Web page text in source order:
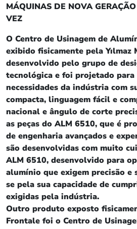
MÁQUINAS DE NOVA
VEZ
O Centro de Usinagem de
exibido fisicamente pela Yılmaz
desenvolvido pelo grupo de
tecnológica e foi projetado para
necessidades da indústria com
compacta, linguagem fácil e
nacional e ângulo de corte
as peças do ALM 6510, que é
de engenharia avançados e
são desenvolvidas com muito
ALM 6510, desenvolvido para
alumínio que exigem precisão e
se pela sua capacidade de
exigidas pela indústria.
Outro produto exposto
Frontale foi o Centro de